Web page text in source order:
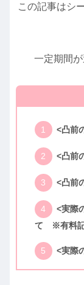
この記事はシ
一定期間
<凸前
<凸前
<凸前
<実際
て ※有料
<実際